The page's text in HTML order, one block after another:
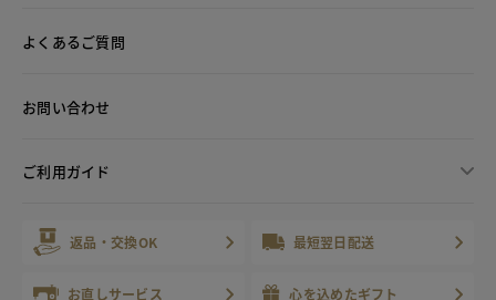
よくあるご質問
お問い合わせ
ご利用ガイド
返品・交換OK 最短翌日配送
お直しサービス 心を込めたギフト